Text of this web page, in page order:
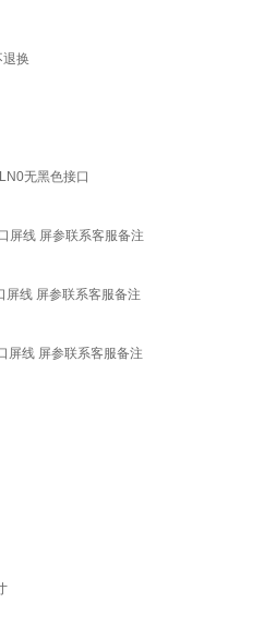
换
无黑色接口
屏线 屏参联系客服备注
线 屏参联系客服备注
屏线 屏参联系客服备注